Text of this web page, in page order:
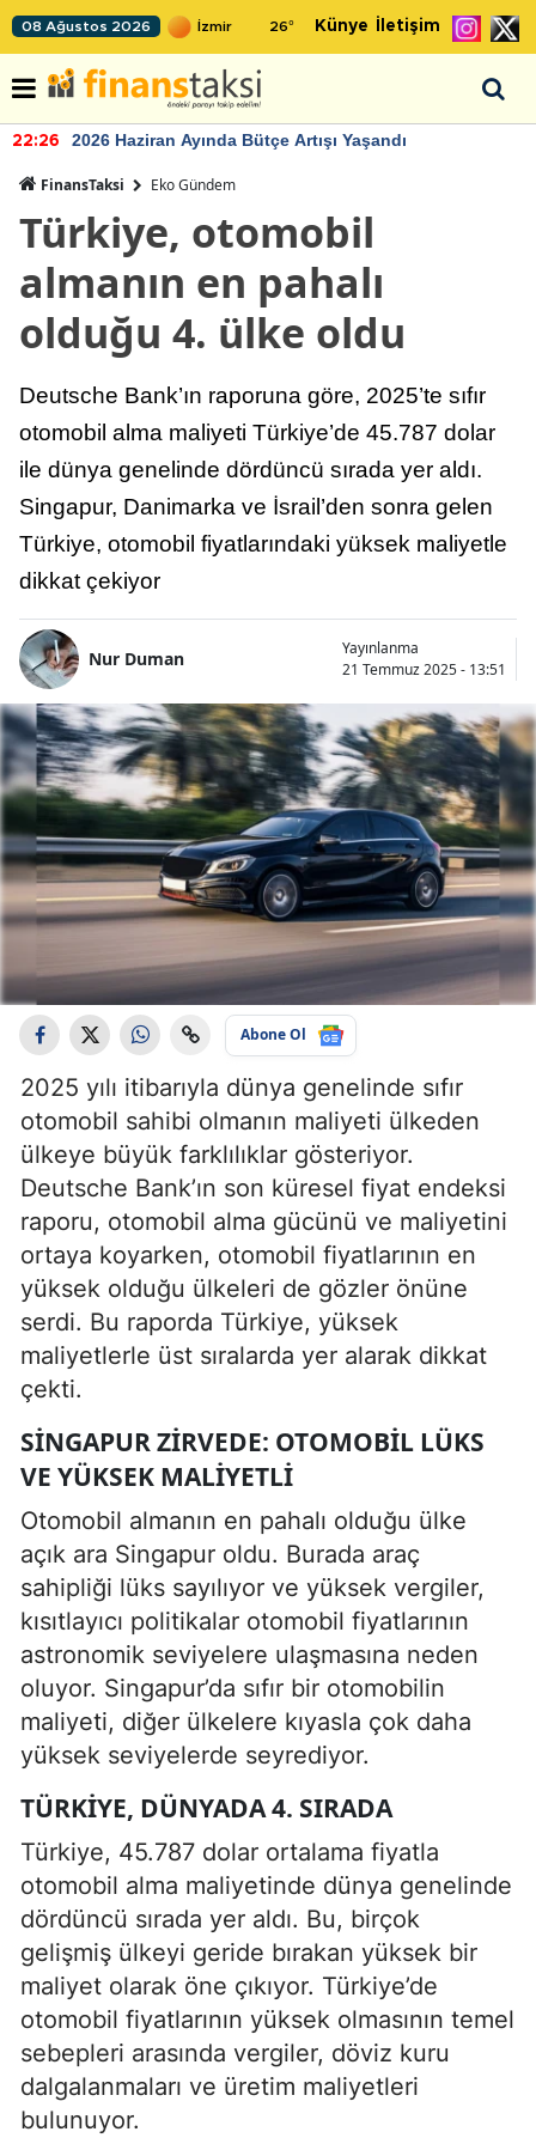
08 Ağustos 2026 26° Künye İletişim
22:26 2026 Haziran Ayında Bütçe Artışı Yaşandı
FinansTaksi Eko Gündem
Türkiye, otomobil
almanın en pahalı
olduğu 4. ülke oldu
Deutsche Bank’ın raporuna göre, 2025’te sıfır
otomobil alma maliyeti Türkiye’de 45.787 dolar
ile dünya genelinde dördüncü sırada yer aldı.
Singapur, Danimarka ve İsrail’den sonra gelen
Türkiye, otomobil fiyatlarındaki yüksek maliyetle
dikkat çekiyor
Nur Duman
Yayınlanma
21 Temmuz 2025 - 13:51
Abone Ol
2025 yılı itibarıyla dünya genelinde sıfır
otomobil sahibi olmanın maliyeti ülkeden
ülkeye büyük farklılıklar gösteriyor.
Deutsche Bank’ın son küresel fiyat endeksi
raporu, otomobil alma gücünü ve maliyetini
ortaya koyarken, otomobil fiyatlarının en
yüksek olduğu ülkeleri de gözler önüne
serdi. Bu raporda Türkiye, yüksek
maliyetlerle üst sıralarda yer alarak dikkat
çekti.
SINGAPUR ZIRVEDE: OTOMOBIL LÜKS
VE YÜKSEK MALIYETLI
Otomobil almanın en pahalı olduğu ülke
açık ara Singapur oldu. Burada araç
sahipliği lüks sayılıyor ve yüksek vergiler,
kısıtlayıcı politikalar otomobil fiyatlarının
astronomik seviyelere ulaşmasına neden
oluyor. Singapur’da sıfır bir otomobilin
maliyeti, diğer ülkelere kıyasla çok daha
yüksek seviyelerde seyrediyor.
TÜRKIYE, DÜNYADA 4. SIRADA
Türkiye, 45.787 dolar ortalama fiyatla
otomobil alma maliyetinde dünya genelinde
dördüncü sırada yer aldı. Bu, birçok
gelişmiş ülkeyi geride bırakan yüksek bir
maliyet olarak öne çıkıyor. Türkiye’de
otomobil fiyatlarının yüksek olmasının temel
sebepleri arasında vergiler, döviz kuru
dalgalanmaları ve üretim maliyetleri
bulunuyor.